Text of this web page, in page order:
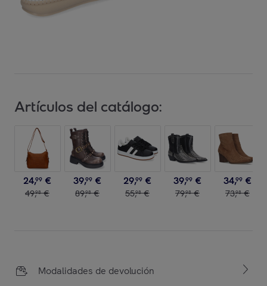
Artículos del catálogo:
24,99 €
49,98 €
39,99 €
89,98 €
29,99 €
55,98 €
39,99 €
79,98 €
34,99 €
73,98 €
Modalidades de devolución